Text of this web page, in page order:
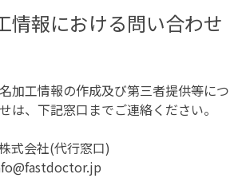
情報における問い合わせ
加工情報の作成及び第三者提供等につ
は、下記窓口までご連絡ください。
式会社(代行窓口)